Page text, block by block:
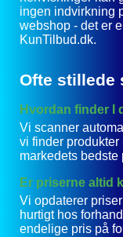
ingen indvirkning
webshop - det er
KunTilbud.dk.
Ofte stillede
Hvordan finder I
Vi scanner
vi finder
markedets bedste
Er priserne altid
Vi opdaterer
hurtigt hos
endelige pris på